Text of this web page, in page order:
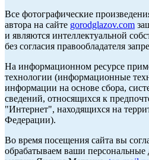
Все фотографические
автора на сайте gorodglazov.com
и являются интеллектуальной
без согласия правообладателя
На информационном ресурсе
технологии (информационные
информации на основе сбора,
сведений, относящихся к
"Интернет", находящихся на
Федерации).
Во время посещения сайта вы
обрабатываем ваши персональные